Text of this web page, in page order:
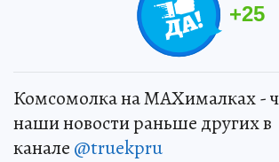
+25
Комсомолка на MAXималках -
наши новости раньше других в
канале @truekpru